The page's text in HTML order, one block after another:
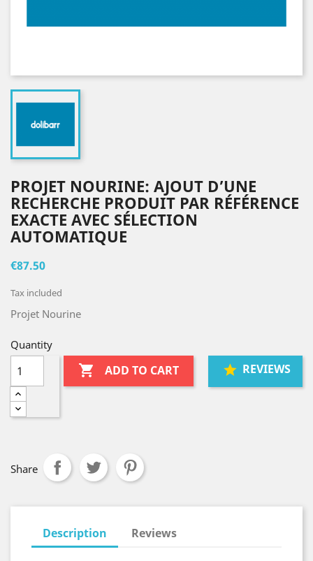
PROJET NOURINE: AJOUT D’UNE
RECHERCHE PRODUIT PAR RÉFÉRENCE
EXACTE AVEC SÉLECTION
AUTOMATIQUE
€87.50
Tax included
Projet Nourine
Quantity
 ADD TO CART REVIEWS
Share
Description Reviews